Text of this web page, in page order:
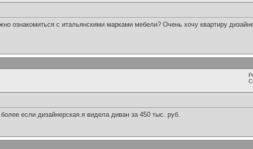
ознакомиться с итальянскими марками мебели? Очень хочу квартиру
если дизайнерская.я видела диван за 450 тыс. руб.